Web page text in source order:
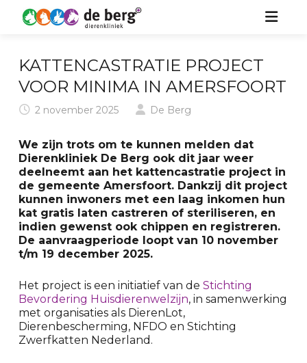
ZORG VOOR UW DIER
HOND
KAT
PAARD
KONIJN & KNAAGDIER
OVER ONS
KIDS
NIEUWS
CONTACT
KATTENCASTRATIE PROJECT
VOOR MINIMA IN AMERSFOORT
2 november 2025 De Berg
We zijn trots om te kunnen melden dat
Dierenkliniek De Berg ook dit jaar weer
deelneemt aan het kattencastratie project in
de gemeente Amersfoort. Dankzij dit project
kunnen inwoners met een laag inkomen hun
kat gratis laten castreren of steriliseren, en
indien gewenst ook chippen en registreren.
De aanvraagperiode loopt van 10 november
t/m 19 december 2025.
Het project is een initiatief van de Stichting
Bevordering Huisdierenwelzijn, in samenwerking
met organisaties als DierenLot,
Dierenbescherming, NFDO en Stichting
Zwerfkatten Nederland.